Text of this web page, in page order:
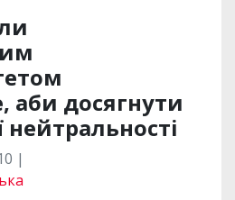
аби досягнути
|